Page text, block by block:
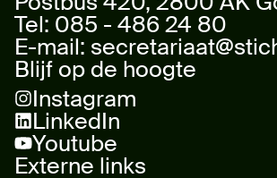
Tel: 085 - 486 24 80
E-mail:
Blijf op de hoogte
Instagram
LinkedIn
Youtube
Externe links